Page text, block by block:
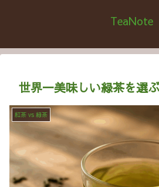
TeaNote
世界一美味しい緑茶を選
紅茶 vs 緑茶